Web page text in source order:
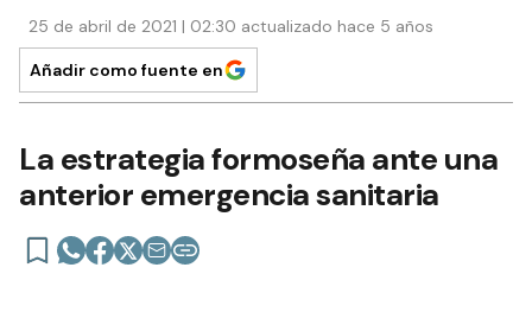
25 de abril de 2021 | 02:30 actualizado hace 5 años
Añadir como fuente en
La estrategia formoseña ante una
anterior emergencia sanitaria